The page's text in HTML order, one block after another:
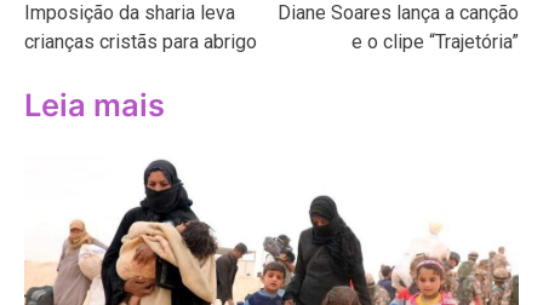
de
Post
Imposição da sharia leva
crianças cristãs para abrigo
Diane Soares lança a canção
e o clipe “Trajetória”
Leia mais